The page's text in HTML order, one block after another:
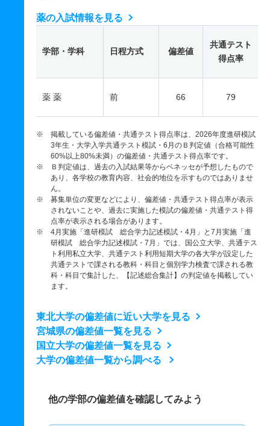
薬の入試情報を見る
学部・学科 日程方式 偏差値
共通テスト
得点率
薬 薬 前 66 79
※ 掲載している偏差値・共通テスト得点率は、2026年度進研模試
3年生・大学入学共通テスト模試・6月のＢ判定値（合格可能性
60%以上80%未満）の偏差値・共通テスト得点率です。
※ Ｂ判定値は、過去の入試結果等からベネッセが予想したもので
あり、各学校の教育内容、社会的地位を示すものではありませ
ん。
※ 募集単位の変更などにより、偏差値・共通テスト得点率が表示
されないことや、過去に実施した模試の偏差値・共通テスト得
点率が表示される場合があります。
※ 4月実施「進研模試 総合学力記述模試・4月」と7月実施「進
研模試 総合学力記述模試・7月」では、国公立大学、共通テス
ト利用私立大学、共通テスト利用短期大学の各大学が設定した
共通テストで課される教科・科目と個別学力検査で課される教
科・科目で集計した、【記述総合集計】の判定値を掲載してい
ます。
東北大学の偏差値に近い大学を見る
宮城県の偏差値一覧を見る
国立大学の偏差値一覧を見る
大学の偏差値一覧から調べる
他の学部の偏差値を確認してみよう